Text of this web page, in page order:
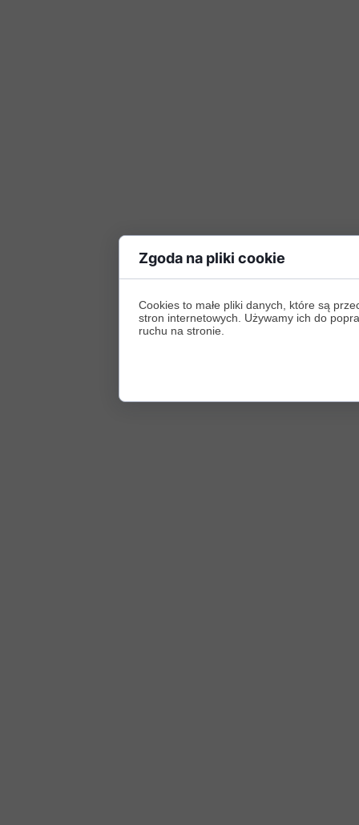
Zgoda na pliki cookie
Cookies to małe pliki danych, które są
stron internetowych. Używamy ich do
ruchu na stronie.